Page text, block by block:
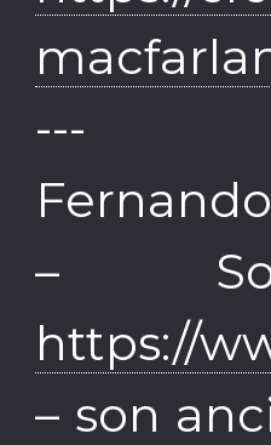
---
–
https://
– son